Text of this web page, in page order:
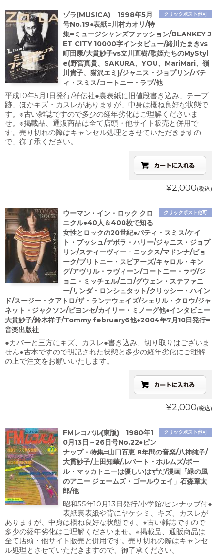
クリックポスト他可
ゾラ(MUSICA) 1998年5月
号No.19●表紙=川村カオリ/特
集=ミュージシャンズファッション/BLANKEY J
ET CITY 10000字インタビュー/緒川たまきvs
町田康/大貫妙子vs立川直樹/歌姫たちのMyStyl
e(野宮真貴、SAKURA、YOU、MariMari、嶺
川貴子、猫沢エミ)/ジャニス・ジョプリン/パテ
ィ・スミス/コートニー・ラブ/他
平成10年5月1日発行/祥伝社●裏表紙に旧値段書き込み、テープ
跡、ほかキズ・カスレがありますが、中身は概ね良好な状態で
す。※古い雑誌ですので多少の経年劣化はご理解くださいま
せ。※掲載品、通販商品は全て店頭・他サイト販売と併用で
す。売り切れの際はキャンセル処理とさせていただきますの
で、御了承ください。
¥2,000(税込)
クリックポスト他可
ウーマン・イン・ロック クロ
ニクル●40人＆400枚で知る
女性とロックの20世紀●パティ・スミス/ケイ
ト・ブッシュ/デボラ・ハリー/ジャニス・ジョプ
リン/スティーヴィー・ニックス/マドンナ/ビョ
ーク/ブリトニー・スピアーズ/キャロル・キン
グ/アヴリル・ラヴィーン/コートニー・ラヴ/ジ
ョニ・ミッチェル/ニコ/グウェン・ステファニ
ー/リンダ・ロンシュタット/クリッシー・ハイン
ド/スージー・クアトロ/ザ・ランナウェイズ/シェリル・クロウ/ジャ
ネット・ジャクソン/ビヨンセ/カイリー・ミノーグ他●インタビュー
大貫妙子/鈴木祥子/Tommy february6他●2004年7月10日発行=
音楽出版社
●カバーと三方にキズ、カスレ●書き込み、切り取りはございま
せん●古本ですので明記された状態と多少の経年劣化にご理解
の上で注文をお願いいたします。
¥2,000(税込)
クリックポスト他可
FMレコパル(東版) 1980年1
0月13日～26日号No.22●ピン
ナップ・特集=山口百恵 8年間の音楽/八神純子/
大貫妙子/上田知華/ルバート・ホルムズ/ポー
ル・マッカトニーは優しいはずだ/漫画「緑の風
のアニー ジェームズ・ゴールウェイ」石森章太
郎/他
昭和55年10月13日発行/小学館/ピンナッブ付●
表紙裏表紙や背にヤケシミ、キズ、カスレが
ありますが、中身は概ね良好な状態です。※古い雑誌ですので
多少の経年劣化はご理解くださいませ。※掲載品、通販商品は
全て店頭・他サイト販売と併用です。売り切れの際はキャンセ
ル処理とさせていただきますので、御了承ください。